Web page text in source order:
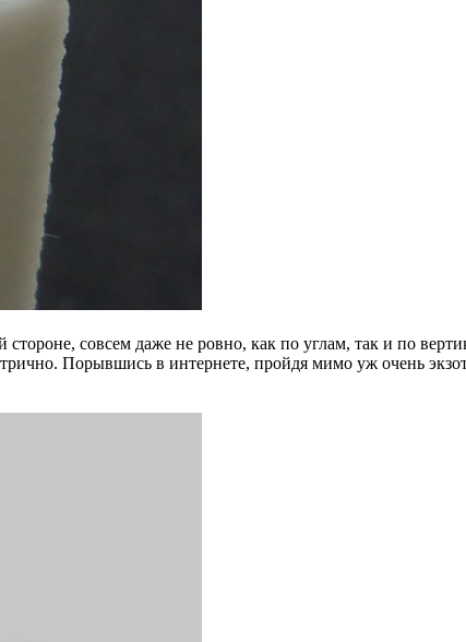
совсем даже не ровно, как по углам, так и по
Порывшись в интернете, пройдя мимо уж очень